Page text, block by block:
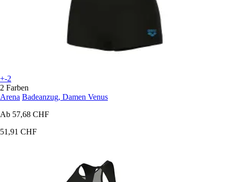
+-2
2 Farben
Arena Badeanzug, Damen Venus
Ab 57,68 CHF
51,91 CHF